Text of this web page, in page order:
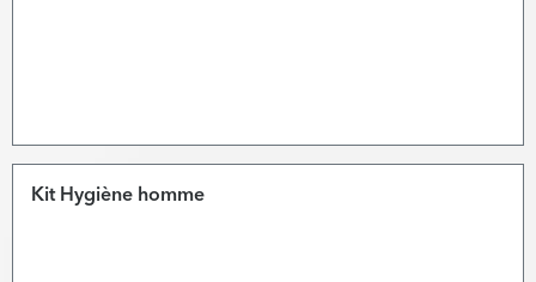
Kit Hygiène homme